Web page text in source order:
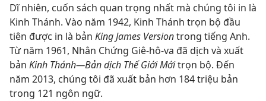
Dĩ nhiên, cuốn sách quan trọng nhất mà chúng tôi in là
Kinh Thánh. Vào năm 1942, Kinh Thánh trọn bộ đầu
tiên được in là bản King James Versiontrong tiếng Anh.
Từ năm 1961, Nhân Chứng Giê-hô-va đã dịch và xuất
bản Kinh Thánh—Bản dịch Thế Giới Mớitrọn bộ. Đến
năm 2013, chúng tôi đã xuất bản hơn 184 triệu bản
trong 121 ngôn ngữ.